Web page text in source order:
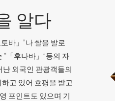
알다
바」”나 쌀을 발로
“「후나바」”등의 자
외국인 관광객들의
고 있어 호평을 받고
포인트도 있으며 기